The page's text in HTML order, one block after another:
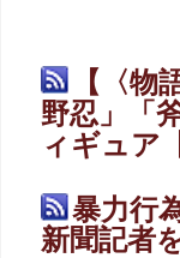
【〈物
野忍」「
ィギュア
暴力行
新聞記者